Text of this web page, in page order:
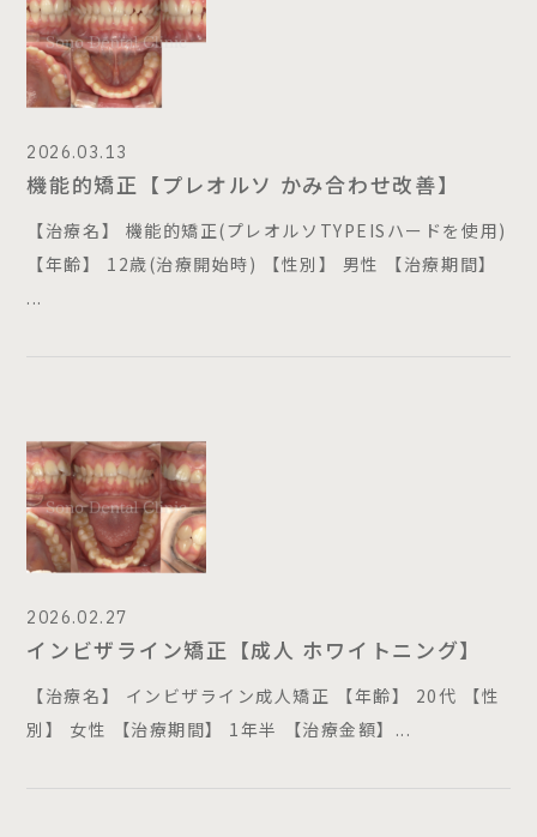
2026.03.13
機能的矯正【プレオルソ かみ合わせ改善】
【治療名】 機能的矯正(プレオルソTYPEISハードを使用)
【年齢】 12歳(治療開始時) 【性別】 男性 【治療期間】
...
2026.02.27
インビザライン矯正【成人 ホワイトニング】
【治療名】 インビザライン成人矯正 【年齢】 20代 【性
別】 女性 【治療期間】 1年半 【治療金額】...